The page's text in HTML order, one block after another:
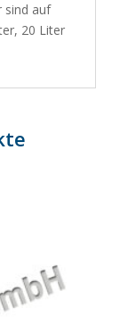
sind auf
20 Liter